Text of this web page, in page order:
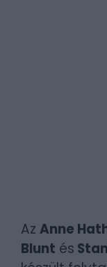
Az Anne
Blunt és